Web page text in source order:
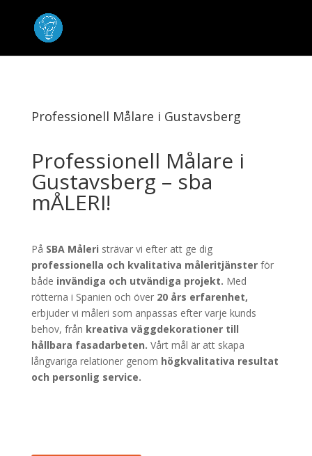
Professionell Målare i Gustavsberg
Professionell Målare i
Gustavsberg – sba
mÅLERI!
På SBA Måleri strävar vi efter att ge dig
professionella och kvalitativa måleritjänsterför
både invändiga och utvändiga projekt. Med
rötterna i Spanien och över 20 års erfarenhet,
erbjuder vi måleri som anpassas efter varje kunds
behov, från kreativa väggdekorationer till
hållbara fasadarbeten. Vårt mål är att skapa
långvariga relationer genom högkvalitativa resultat
och personlig service.